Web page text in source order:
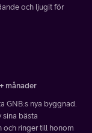
och ljugit för
månader
GNB:s nya byggnad.
sina bästa
och ringer till honom